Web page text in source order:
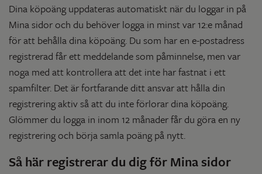
Dina köpoäng uppdateras automatiskt när du loggar in på
Mina sidor och du behöver logga in minst var 12:e månad
för att behålla dina köpoäng. Du som har en e-postadress
registrerad får ett meddelande som påminnelse, men var
noga med att kontrollera att det inte har fastnat i ett
spamfilter. Det är fortfarande ditt ansvar att hålla din
registrering aktiv så att du inte förlorar dina köpoäng.
Glömmer du logga in inom 12 månader får du göra en ny
registrering och börja samla poäng på nytt.
Så här registrerar du dig för Mina sidor